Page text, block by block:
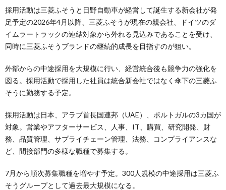
採用活動は三菱ふそうと日野自動車が経営して誕生する新会社が発
足予定の2026年4月以降、三菱ふそうが現在の親会社、ドイツのダ
イムラートラックの連結対象から外れる見込みであることを受け、
同時に三菱ふそうブランドの継続的成長を目指すのが狙い。
外部からの中途採用を大規模に行い、経営統合後も競争力の強化を
図る。採用活動で採用した社員は統合新会社ではなく傘下の三菱ふ
そうに勤務する予定。
採用活動は日本、アラブ首長国連邦（UAE）、ポルトガルの3カ国が
対象。営業やアフターサービス、人事、IT、購買、研究開発、財
務、品質管理、サプライチェーン管理、法務、コンプライアンスな
ど、間接部門の多様な職種で募集する。
7月から順次募集職種を増やす予定。300人規模の中途採用は三菱ふ
そうグループとして過去最大規模になる。